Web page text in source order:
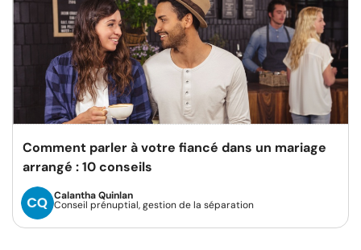
Comment parler à votre fiancé dans un mariage
arrangé : 10 conseils
Calantha Quinlan
Conseil prénuptial, gestion de la séparation